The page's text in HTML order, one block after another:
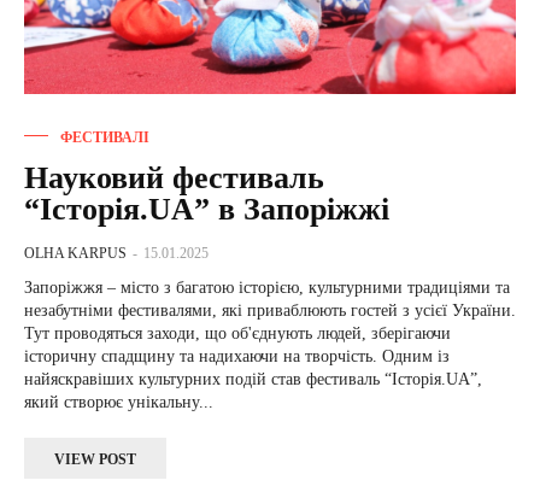
ФЕСТИВАЛІ
Науковий фестиваль
“Історія.UA” в Запоріжжі
OLHA KARPUS - 15.01.2025
Запоріжжя – місто з багатою історією, культурними традиціями та
незабутніми фестивалями, які приваблюють гостей з усієї України.
Тут проводяться заходи, що об'єднують людей, зберігаючи
історичну спадщину та надихаючи на творчість. Одним із
найяскравіших культурних подій став фестиваль “Історія.UA”,
який створює унікальну...
VIEW POST